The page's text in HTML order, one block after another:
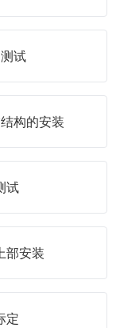
试
构的安装
试
部安装
定